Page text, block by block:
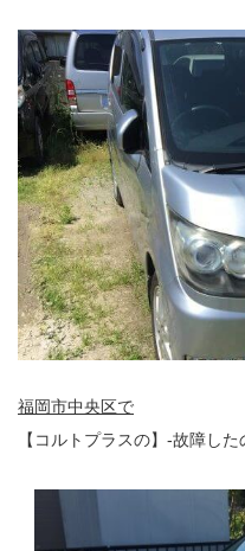
福岡市中央区で
【コルトプラスの】-故障し